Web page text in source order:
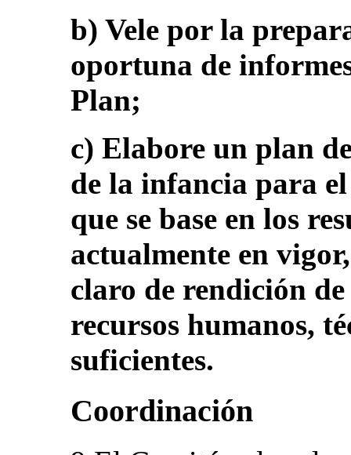
b) Vele por la
oportuna de
Plan;
c) Elabore un plan
de la infancia para
que se base en los
actualmente en
claro de rendición
recursos humanos,
suficientes.
Coordinación